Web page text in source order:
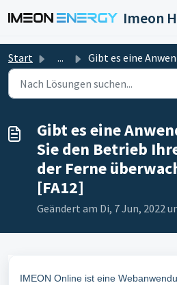
Imeon
Start ... Gibt es eine Anwendung, mit der Sie den Betrieb Ihres Sys...
Gibt es eine
Sie den Betrieb
der Ferne
[FA12]
Geändert am Di, 7 Jun, 2022
IMEON Online ist eine